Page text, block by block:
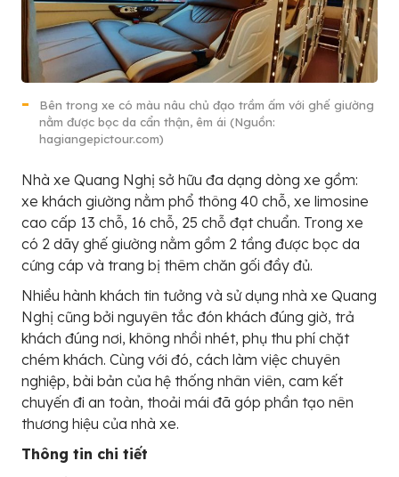
Bên trong xe có màu nâu chủ đạo trầm ấm với ghế giường
nằm được bọc da cẩn thận, êm ái (Nguồn:
hagiangepictour.com)
Nhà xe Quang Nghị sở hữu đa dạng dòng xe gồm:
xe khách giường nằm phổ thông 40 chỗ, xe limosine
cao cấp 13 chỗ, 16 chỗ, 25 chỗ đạt chuẩn. Trong xe
có 2 dãy ghế giường nằm gồm 2 tầng được bọc da
cứng cáp và trang bị thêm chăn gối đầy đủ.
Nhiều hành khách tin tưởng và sử dụng nhà xe Quang
Nghị cũng bởi nguyên tắc đón khách đúng giờ, trả
khách đúng nơi, không nhồi nhét, phụ thu phí chặt
chém khách. Cùng với đó, cách làm việc chuyên
nghiệp, bài bản của hệ thống nhân viên, cam kết
chuyến đi an toàn, thoải mái đã góp phần tạo nên
thương hiệu của nhà xe.
Thông tin chi tiết